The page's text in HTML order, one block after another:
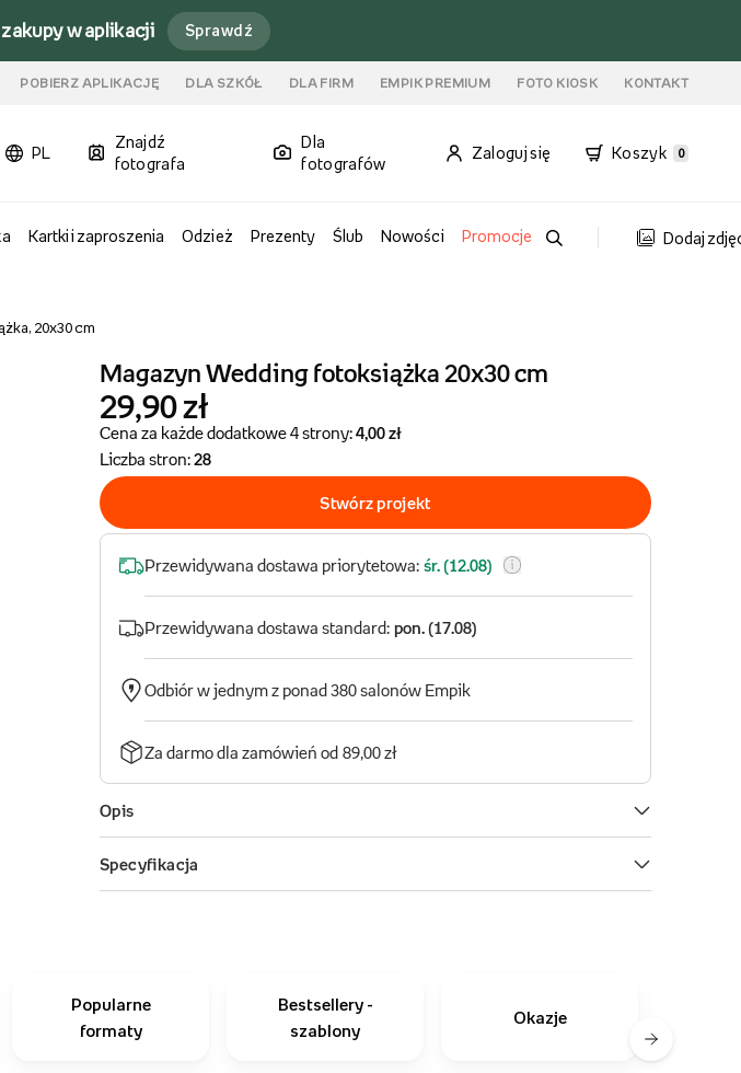
zakupy w aplikacji Sprawdź
POBIERZ APLIKACJĘ DLA SZKÓŁ DLA FIRM EMPIK PREMIUM FOTO KIOSK KONTAKT
PL
Znajdź
fotografa
Dla
fotografów
Zaloguj się Koszyk 0
Kartki i zaproszenia Odzież Prezenty Ślub Nowości Promocje Dodaj
20x30 cm
Popularne
formaty
Bestsellery -
szablony
Okazje